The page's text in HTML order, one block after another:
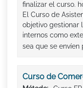
finalizar el curso.
El Curso de
objetivo gestionar
internos como
sea que se envíen
Curso de